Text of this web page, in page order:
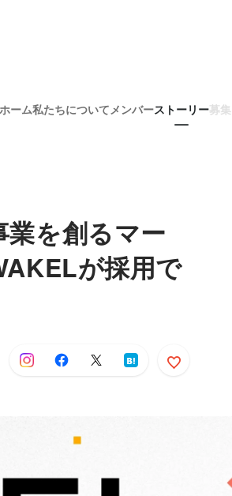
ホーム私たちについて メンバーストーリー募集
業を創るマー
が採用で